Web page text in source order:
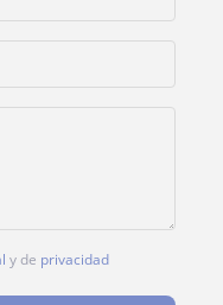
y de privacidad